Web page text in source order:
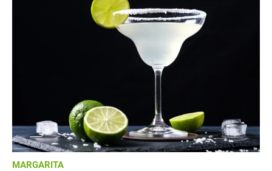
MARGARITA